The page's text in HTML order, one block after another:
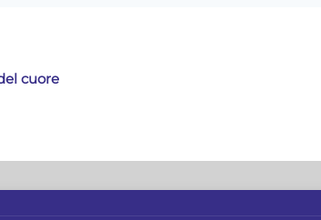
cuore